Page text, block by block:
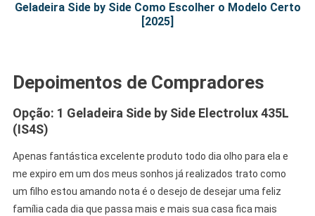
Geladeira Side by Side Como Escolher o Modelo Certo
[2025]
Depoimentos de Compradores
Opção: 1 Geladeira Side by Side Electrolux 435L
(IS4S)
Apenas fantástica excelente produto todo dia olho para ela e
me expiro em um dos meus sonhos já realizados trato como
um filho estou amando nota é o desejo de desejar uma feliz
família cada dia que passa mais e mais sua casa fica mais